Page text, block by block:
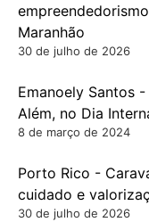
Maranhão
30 de julho de 2026
Emanoely Santos
Além, no Dia
8 de março de 2024
Porto Rico -
cuidado e
30 de julho de 2026